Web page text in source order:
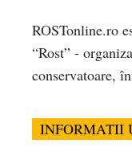
ROSTonline.ro
“Rost” -
conservatoare,
INFORMATII